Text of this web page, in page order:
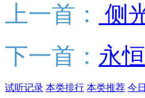
上一首：
侧
下一首： 永
试听记录 本类排行 本类推荐 今